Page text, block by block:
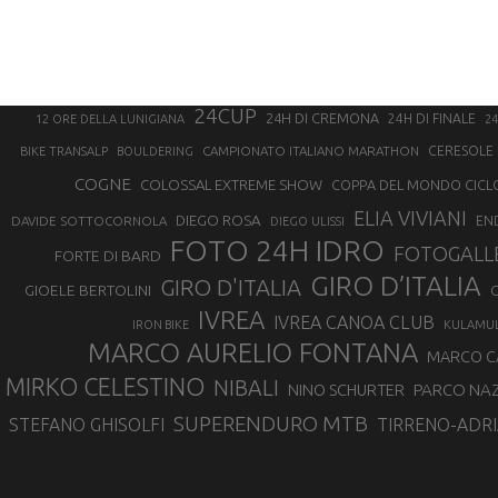
12 ORE DELLA LUNIGIANA 24CUP 24H DI CREMONA 24H DI FINALE
BIKE TRANSALP BOULDERING CAMPIONATO ITALIANO MARATHON CERESOLE
COGNE COLOSSAL EXTREME SHOW COPPA DEL MONDO
DAVIDE SOTTOCORNOLA DIEGO ROSA DIEGO ULISSI ELIA VIVIANI
FORTE DI BARD FOTO 24H IDRO
GIOELE BERTOLINI GIRO D'ITALIA GIRO D’ITALIA
IRON BIKE IVREA IVREA CANOA CLUB
MARCO AURELIO FONTANA MARCO
MIRKO CELESTINO NIBALI NINO SCHURTER PARCO
STEFANO GHISOLFI SUPERENDURO MTB TIRRENO-